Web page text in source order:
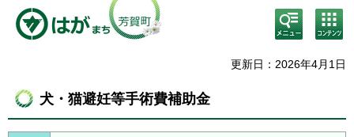
検
索・
メニ
コン
テン
ニュ
更新日：2026年4月1日
犬・猫避妊等手術費補助金